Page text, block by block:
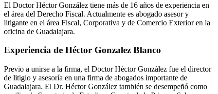
El Doctor Héctor González tiene más de 16 años de experiencia en
el área del Derecho Fiscal. Actualmente es abogado asesor y
litigante en el área Fiscal, Corporativa y de Comercio Exterior en la
oficina de Guadalajara.
Experiencia de Héctor Gonzalez Blanco
Previo a unirse a la firma, el Doctor Héctor González fue el director
de litigio y asesoría en una firma de abogados importante de
Guadalajara. El Dr. Héctor González también se desempeñó como